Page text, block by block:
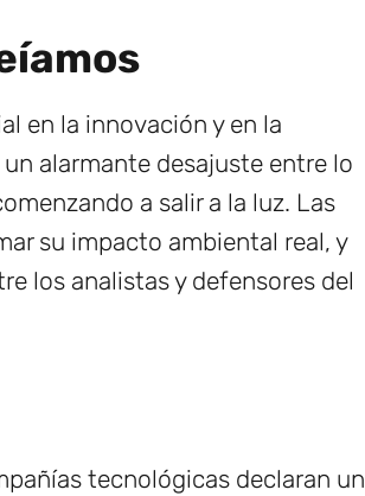
en la innovación y en la
alarmante desajuste entre lo
a salir a la luz. Las
su impacto ambiental real, y
los analistas y defensores del
tecnológicas declaran un